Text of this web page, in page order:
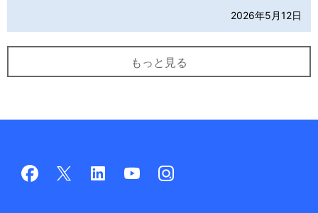
2026年5月12日
もっと見る